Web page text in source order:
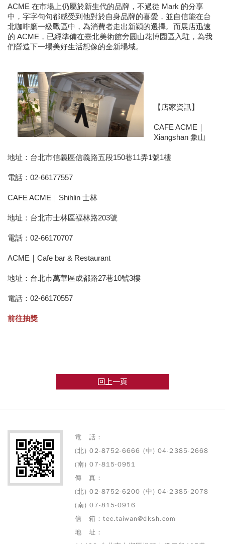
ACME 在市場上仍屬於新生代的品牌，不過從 Mark 的分享
中，字字句句都感受到他對於自身品牌的喜愛，並自信能在台
北咖啡廳一級戰區中，為消費者走出新穎的選擇。而展店迅速
的 ACME，已經準備在臺北美術館旁圓山花博園區入駐，為我
們營造下一場美好生活想像的全新場域。
【店家資訊】
CAFE ACME｜
Xiangshan 象山
地址：台北市信義區信義路五段150巷11弄1號1樓
電話：02-66177557
CAFE ACME｜Shihlin 士林
地址：台北市士林區福林路203號
電話：02-66170707
ACME｜Cafe bar & Restaurant
地址：台北市萬華區成都路27巷10號3樓
電話：02-66170557
前往抽獎
回上一頁
電 話：
(北) 02-8752-6666 (中) 04-2385-2668
(南) 07-815-0951
傳 真：
(北) 02-8752-6200 (中) 04-2385-2078
(南) 07-815-0916
信 箱：tec.taiwan@dksh.com
地 址：